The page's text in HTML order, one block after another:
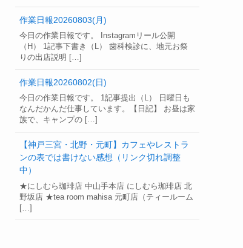
作業日報20260803(月)
今日の作業日報です。 Instagramリール公開
（H） 1記事下書き（L） 歯科検診に、地元お祭
りの出店説明 […]
作業日報20260802(日)
今日の作業日報です。 1記事提出（L） 日曜日も
なんだかんだ仕事しています。【日記】 お昼は家
族で、キャンプの […]
【神戸三宮・北野・元町】カフェやレストラ
ンの表では書けない感想（リンク切れ調整
中）
★にしむら珈琲店 中山手本店 にしむら珈琲店 北
野坂店 ★tea room mahisa 元町店（ティールーム
[…]